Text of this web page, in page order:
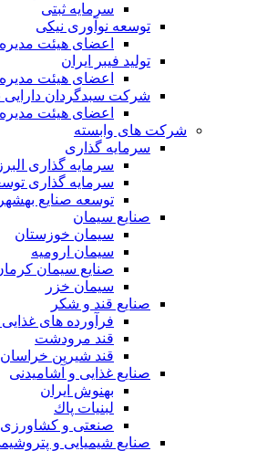
سرمایه ثبتی
توسعه نوآوری نیکی
اعضای هیئت مدیره
تولید فیبر ایران
اعضای هیئت مدیره
شرکت سبدگردان دارایی
اعضای هیئت مدیره
شرکت های وابسته
سرمایه گذاری
سرمایه گذاری البرز
سرمایه گذاری
توسعه‌ صنایع‌
صنایع سیمان
سیمان خوزستان
سیمان ارومیه
صنایع سیمان
سیمان خزر
صنایع قند و شکر
فرآورده های غذایی
قند مرودشت
قند شیرین خراسان
صنایع غذايی و آشاميدنی
بهنوش ایران
لبنيات پاك
صنعتی و
صنایع شیمیایی و